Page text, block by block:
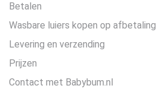
Betalen
Wasbare luiers kopen op afbetaling
Levering en verzending
Prijzen
Contact met Babybum.nl